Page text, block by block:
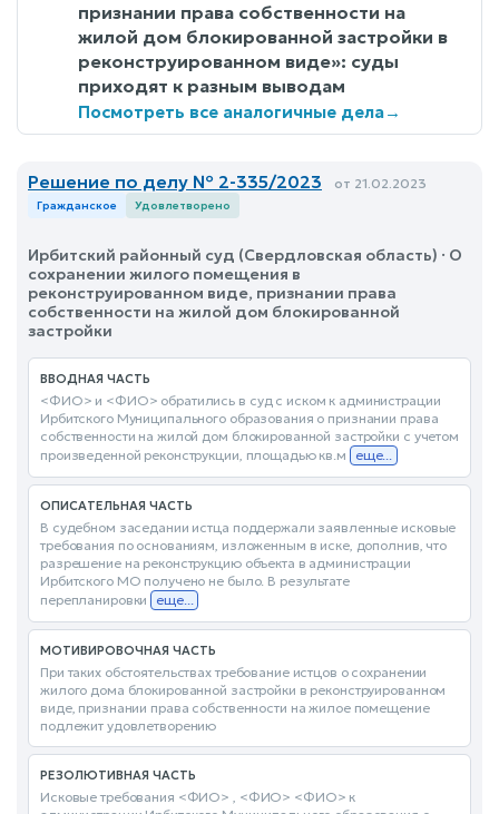
признании права собственности на
жилой дом блокированной застройки в
реконструированном виде»: суды
приходят к разным выводам
Посмотреть все аналогичные дела→
Решение по делу № 2-335/2023 от 21.02.2023
Гражданское Удовлетворено
Ирбитский районный суд (Свердловская область) · О
сохранении жилого помещения в
реконструированном виде, признании права
собственности на жилой дом блокированной
застройки
ВВОДНАЯ ЧАСТЬ
<ФИО> и <ФИО> обратились в суд с иском к администрации
Ирбитского Муниципального образования о признании права
собственности на жилой дом блокированной застройки с учетом
произведенной реконструкции, площадью кв.м
еще...
ОПИСАТЕЛЬНАЯ ЧАСТЬ
В судебном заседании истца поддержали заявленные исковые
требования по основаниям, изложенным в иске, дополнив, что
разрешение на реконструкцию объекта в администрации
Ирбитского МО получено не было. В результате
перепланировки еще...
МОТИВИРОВОЧНАЯ ЧАСТЬ
При таких обстоятельствах требование истцов о сохранении
жилого дома блокированной застройки в реконструированном
виде, признании права собственности на жилое помещение
подлежит удовлетворению
РЕЗОЛЮТИВНАЯ ЧАСТЬ
Исковые требования <ФИО> , <ФИО> <ФИО> к